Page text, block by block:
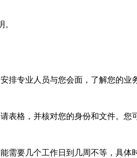
专业人员与您会面，了解您的业
格，并核对您的身份和文件。您
要几个工作日到几周不等，具体